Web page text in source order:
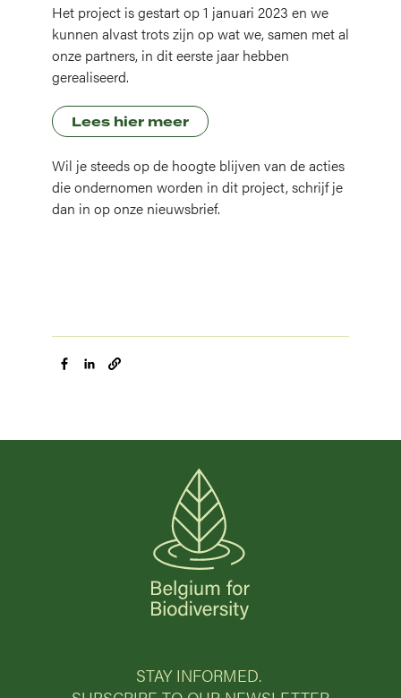
Het project is gestart op 1 januari 2023 en we
kunnen alvast trots zijn op wat we, samen met al
onze partners, in dit eerste jaar hebben
gerealiseerd.
Lees hier meer
Wil je steeds op de hoogte blijven van de acties
die ondernomen worden in dit project, schrijf je
dan in op onze nieuwsbrief.
STAY INFORMED.